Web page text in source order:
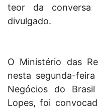
teor da conversa
divulgado.
O Ministério das
nesta segunda-
Negócios do
Lopes, foi